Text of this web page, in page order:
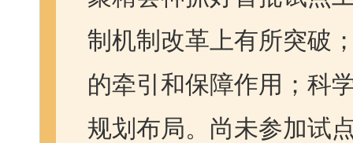
制机制改革上有所突破
的牵引和保障作用；科
规划布局。尚未参加试